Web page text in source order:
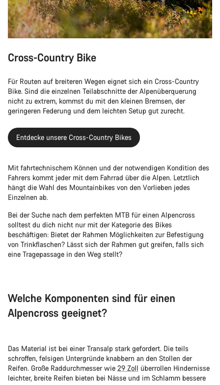
Cross-Country Bike
Für Routen auf breiteren Wegen eignet sich ein Cross-Country
Bike. Sind die einzelnen Teilabschnitte der Alpenüberquerung
nicht zu extrem, kommst du mit den kleinen Bremsen, der
geringeren Federung und dem leichten Setup gut zurecht.
Entdecke unsere Cross-Country Bikes
Mit fahrtechnischem Können und der notwendigen Kondition des
Fahrers kommt jeder mit dem Fahrrad über die Alpen. Letztlich
hängt die Wahl des Mountainbikes von den Vorlieben jedes
Einzelnen ab.
Bei der Suche nach dem perfekten MTB für einen Alpencross
solltest du dich nicht nur mit der Kategorie des Bikes
beschäftigen: Bietet der Rahmen Möglichkeiten zur Befestigung
von Trinkflaschen? Lässt sich der Rahmen gut greifen, falls sich
eine Tragepassage in den Weg stellt?
Welche Komponenten sind für einen
Alpencross geeignet?
Das Material ist bei einer Transalp stark gefordert. Die teils
schroffen, felsigen Untergründe knabbern an den Stollen der
Reifen. Große Raddurchmesser wie 29 Zoll überrollen Hindernisse
leichter, breite Reifen bieten bei Nässe und im Schlamm bessere